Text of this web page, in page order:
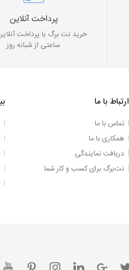
پرداخت آنلاین
خرید نت برگ با پرداخت
ساعتی از شبانه روز
ارتباط با ما
تماس با ما
همکاری با ما
دریافت نمایندگی
نت‌برگ برای کسب و کار شما